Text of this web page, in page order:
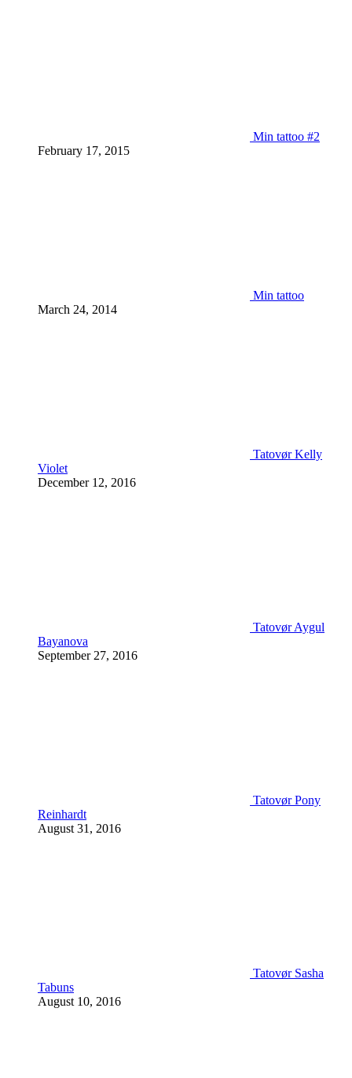
Min tattoo #2
February 17, 2015
Min tattoo
March 24, 2014
Tatovør Kelly
Violet
December 12, 2016
Tatovør Aygul
Bayanova
September 27, 2016
Tatovør Pony
Reinhardt
August 31, 2016
Tatovør Sasha
Tabuns
August 10, 2016